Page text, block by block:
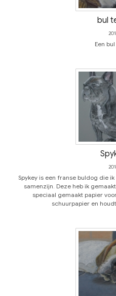
bul
Een
Spykey is een franse buldog die
samenzijn. Deze heb ik
speciaal gemaakt papier
schuurpapier en